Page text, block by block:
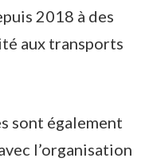
2018 à des
aux transports
sont également
l’organisation